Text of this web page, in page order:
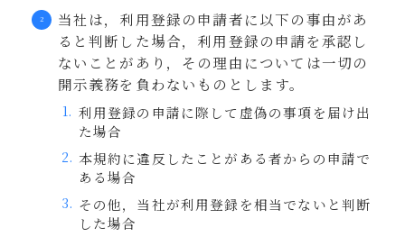
当社は，利用登録の申請者に以下の事由があ
ると判断した場合，利用登録の申請を承認し
ないことがあり，その理由については一切の
開示義務を負わないものとします。
利用登録の申請に際して虚偽の事項を届け出
た場合
本規約に違反したことがある者からの申請で
ある場合
その他，当社が利用登録を相当でないと判断
した場合